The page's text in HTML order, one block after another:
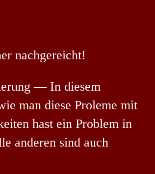
nachgereicht!
— In diesem
man diese Proleme mit
hast ein Problem in
anderen sind auch